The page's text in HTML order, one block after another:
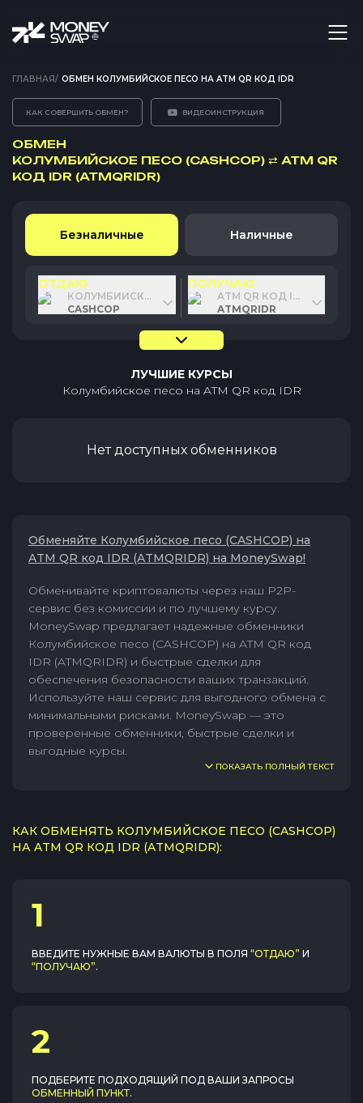
ГЛАВНАЯ/ ОБМЕН КОЛУМБИЙСКОЕ ПЕСО НА ATM QR КОД IDR
КАК СОВЕРШИТЬ ОБМЕН? ВИДЕОИНСТРУКЦИЯ
ОБМЕН
КОЛУМБИЙСКОЕ ПЕСО (CASHCOP) ⇄ ATM QR
КОД IDR (ATMQRIDR)
Безналичные Наличные
ОТДАЮ
КОЛУМБИЙСКОЕ ПЕСО
CASHCOP
ПОЛУЧАЮ
ATM QR КОД IDR
ATMQRIDR
ЛУЧШИЕ КУРСЫ
Колумбийское песо на ATM QR код IDR
Нет доступных обменников
Обменяйте Колумбийское песо (CASHCOP) на
ATM QR код IDR (ATMQRIDR) на MoneySwap!
Обменивайте криптовалюты через наш P2P-
сервис без комиссии и по лучшему курсу.
MoneySwap предлагает надежные обменники
Колумбийское песо (CASHCOP) на ATM QR код
IDR (ATMQRIDR) и быстрые сделки для
обеспечения безопасности ваших транзакций.
Используйте наш сервис для выгодного обмена с
минимальными рисками. MoneySwap — это
проверенные обменники, быстрые сделки и
выгодные курсы.
ПОКАЗАТЬ ПОЛНЫЙ ТЕКСТ
КАК ОБМЕНЯТЬ КОЛУМБИЙСКОЕ ПЕСО (CASHCOP)
НА ATM QR КОД IDR (ATMQRIDR):
1
ВВЕДИТЕ НУЖНЫЕ ВАМ ВАЛЮТЫ В ПОЛЯ “ОТДАЮ” И
“ПОЛУЧАЮ”.
2
ПОДБЕРИТЕ ПОДХОДЯЩИЙ ПОД ВАШИ ЗАПРОСЫ
ОБМЕННЫЙ ПУНКТ.